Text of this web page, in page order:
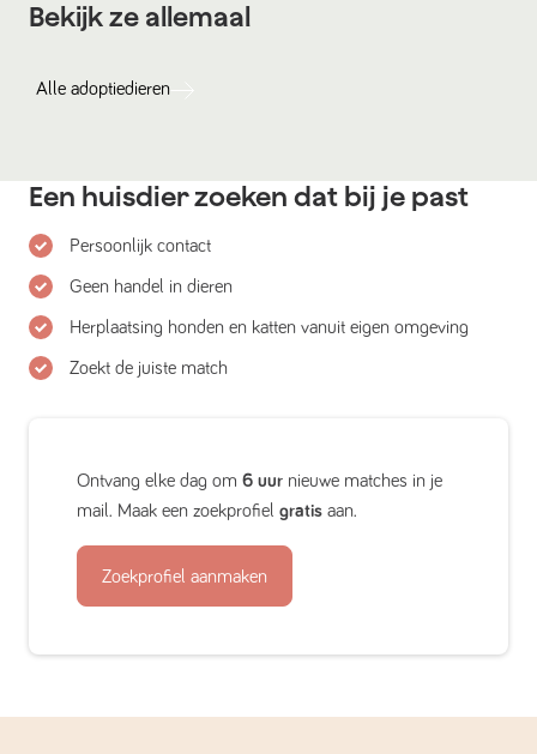
Bekijk ze allemaal
Alle adoptiedieren
Een huisdier zoeken dat bij je past
Persoonlijk contact
Geen handel in dieren
Herplaatsing honden en katten vanuit eigen omgeving
Zoekt de juiste match
Ontvang elke dag om 6 uur nieuwe matches in je
mail. Maak een zoekprofiel gratis aan.
Zoekprofiel aanmaken